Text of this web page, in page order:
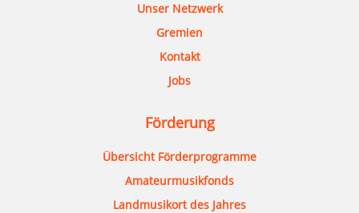
Unser Netzwerk
Gremien
Kontakt
Jobs
Förderung
Übersicht Förderprogramme
Amateurmusikfonds
Landmusikort des Jahres